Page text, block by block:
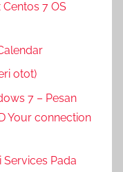
7 OS
otot)
7 – Pesan
Your connection
Pada